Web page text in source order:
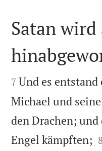

Satan

7 Und es
Michael und
den Drachen;
Engel kämpften;